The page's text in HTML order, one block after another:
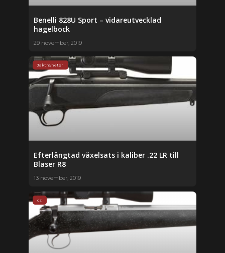
Benelli 828U Sport – vidareutvecklad
hagelbock
29 november, 2019
Jaktnyheter
Efterlängtad växelsats i kaliber .22 LR till
Blaser R8
13 november, 2019
cz